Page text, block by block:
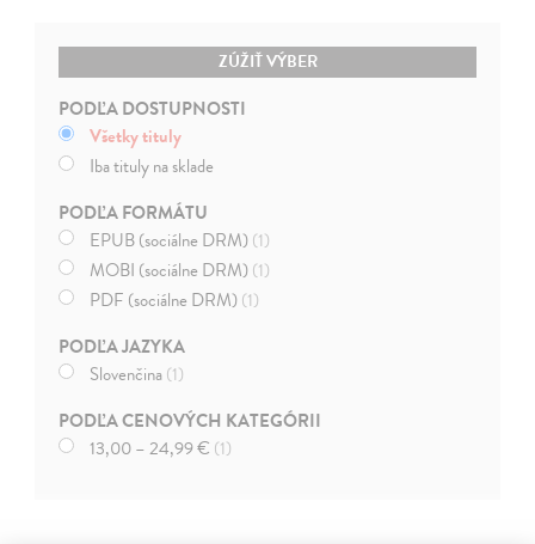
ZÚŽIŤ VÝBER
PODĽA DOSTUPNOSTI
Všetky tituly
Iba tituly na sklade
PODĽA FORMÁTU
EPUB (sociálne DRM)(1)
MOBI (sociálne DRM)(1)
PDF (sociálne DRM)(1)
PODĽA JAZYKA
Slovenčina(1)
PODĽA CENOVÝCH KATEGÓRII
13,00 – 24,99 € (1)